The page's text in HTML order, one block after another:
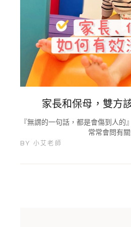
家長和保母，雙方
『無謂的一句話，都是會傷到人的
常常會問有
BY 小艾老師